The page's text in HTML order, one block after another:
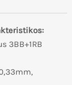
3BB+1RB